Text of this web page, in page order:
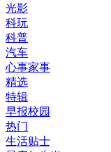
光影
科玩
科普
汽车
心事家事
精选
特辑
早报校园
热门
生活贴士